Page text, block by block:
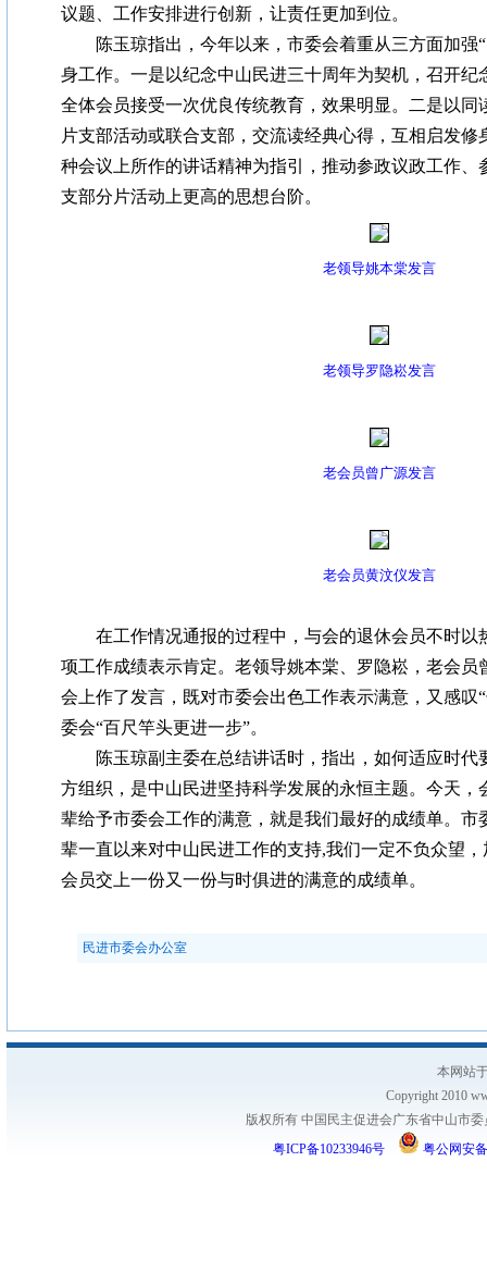
议题、工作安排进行创新，让责任更加到位。
陈玉琼指出，今年以来，市委会着重从三方面加强“
身工作。一是以纪念中山民进三十周年为契机，召开纪
全体会员接受一次优良传统教育，效果明显。二是以同
片支部活动或联合支部，交流读经典心得，互相启发修
种会议上所作的讲话精神为指引，推动参政议政工作、
支部分片活动上更高的思想台阶。
老领导姚本棠发言
老领导罗隐崧发言
老会员曾广源发言
老会员黄汶仪发言
在工作情况通报的过程中，与会的退休会员不时以
项工作成绩表示肯定。老领导姚本棠、罗隐崧，老会员
会上作了发言，既对市委会出色工作表示满意，又感叹
委会“百尺竿头更进一步”。
陈玉琼副主委在总结讲话时，指出，如何适应时代
方组织，是中山民进坚持科学发展的永恒主题。今天，
辈给予市委会工作的满意，就是我们最好的成绩单。市
辈一直以来对中山民进工作的支持,我们一定不负众望
会员交上一份又一份与时俱进的满意的成绩单。
民进市委会办公室
本网站
Copyright 2010
版权所有 中国民主促进会广东省中山市
粤ICP备10233946号
粤公网安